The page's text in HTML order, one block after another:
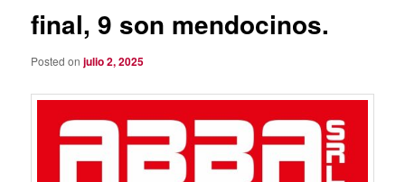
final, 9 son mendocinos.
Posted onjulio 2, 2025